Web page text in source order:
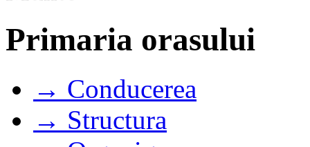
Primaria orasului
→ Conducerea
→ Structura